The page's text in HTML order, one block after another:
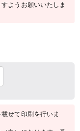
ようお願いいたしま
せて印刷を行いま